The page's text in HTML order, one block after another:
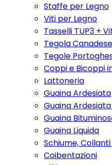
Staffe per Legno
Viti per Legno
Tasselli TUP3 +
Tegola Canadese
Tegole
Coppi e Bicoppi
Lattoneria
Guaina Ardesiata
Guaina
Guaina
Guaina Liquida
Schiume,
Coibentazioni